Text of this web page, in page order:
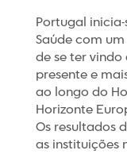
Portugal
Saúde com
de se ter
presente e
ao longo do
Horizonte
Os resultados
as instituições